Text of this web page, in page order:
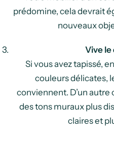
prédomine, cela devrait
nouveaux
Vive
Si vous avez tapissé,
couleurs délicates,
conviennent. D’un
des tons muraux plus
claires et